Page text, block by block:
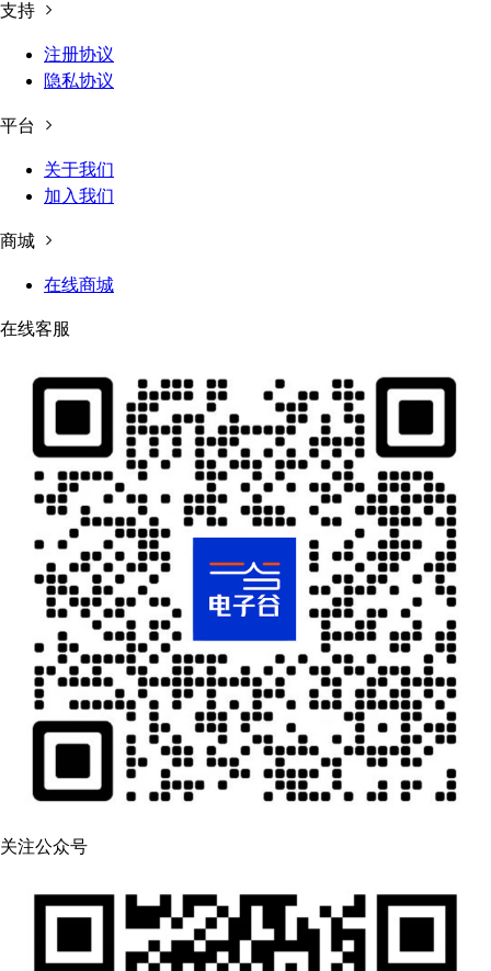
支持
注册协议
隐私协议
平台
关于我们
加入我们
商城
在线商城
在线客服
关注公众号